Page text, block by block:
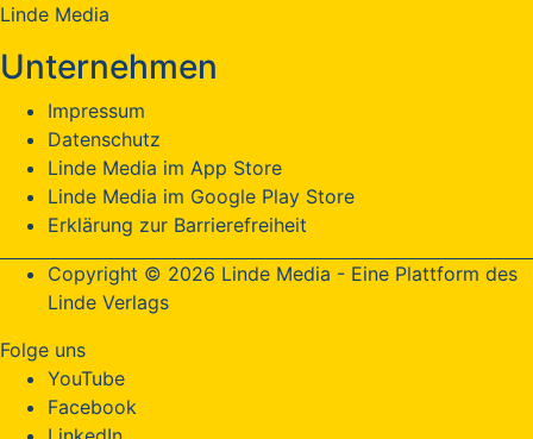
Linde Media
Unternehmen
Impressum
Datenschutz
Linde Media im App Store
Linde Media im Google Play Store
Erklärung zur Barrierefreiheit
Copyright © 2026 Linde Media - Eine Plattform des
Linde Verlags
Folge uns
YouTube
Facebook